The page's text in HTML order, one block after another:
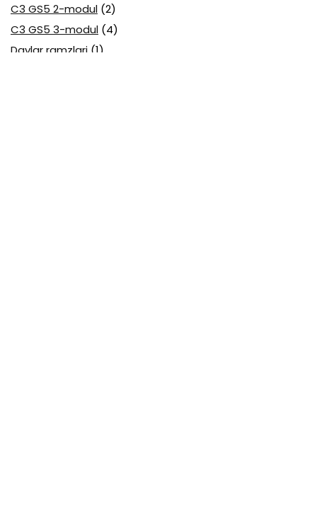
C3 GS5 2-modul (2)
C3 GS5 3-modul (4)
Davlar ramzlari (1)